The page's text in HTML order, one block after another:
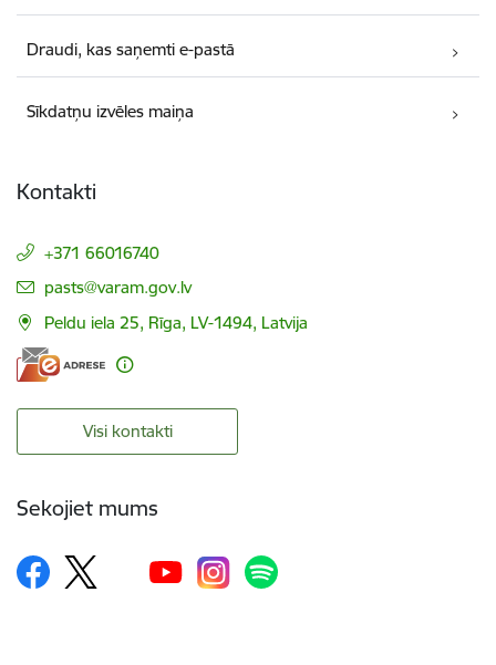
Draudi, kas saņemti e-pastā
Sīkdatņu izvēles maiņa
Kontakti
+371 66016740
E-pasts:
pasts@varam.gov.lv
Peldu iela 25, Rīga, LV-1494, Latvija
Visi kontakti
Sekojiet mums